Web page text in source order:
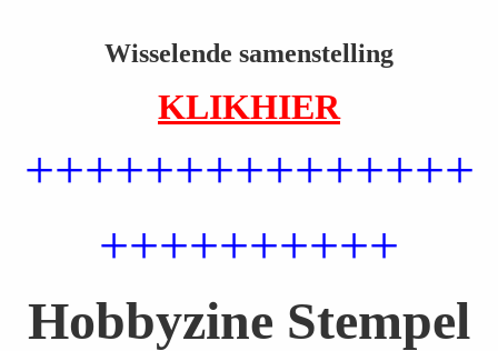
Wisselende samenstelling
KLIKHIER
+++++++++++++++
++++++++++
Hobbyzine Stempel